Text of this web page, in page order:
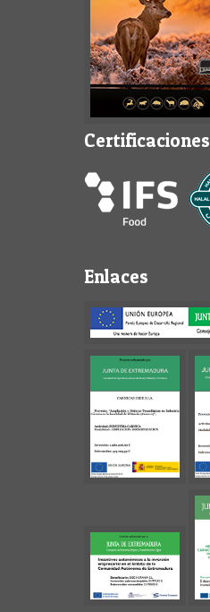
Certificaciones
Enlaces